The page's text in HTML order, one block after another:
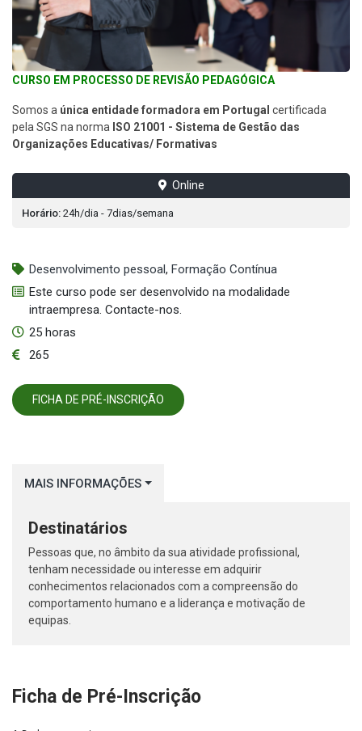
CURSO EM PROCESSO DE REVISÃO PEDAGÓGICA
Somos a única entidade formadora em Portugal certificada
pela SGS na norma ISO 21001 - Sistema de Gestão das
Organizações Educativas/ Formativas
Online
Horário: 24h/dia - 7dias/semana
Desenvolvimento pessoal, Formação Contínua
Este curso pode ser desenvolvido na modalidade
intraempresa. Contacte-nos.
25 horas
265
FICHA DE PRÉ-INSCRIÇÃO
MAIS INFORMAÇÕES
Destinatários
Pessoas que, no âmbito da sua atividade profissional,
tenham necessidade ou interesse em adquirir
conhecimentos relacionados com a compreensão do
comportamento humano e a liderança e motivação de
equipas.
Ficha de Pré-Inscrição